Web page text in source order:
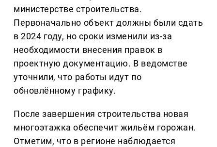
министерстве строительства.
Первоначально объект должны были сдать
в 2024 году, но сроки изменили из-за
необходимости внесения правок в
проектную документацию. В ведомстве
уточнили, что работы идут по
обновлённому графику.
После завершения строительства новая
многоэтажка обеспечит жильём горожан.
Отметим, что в регионе наблюдается